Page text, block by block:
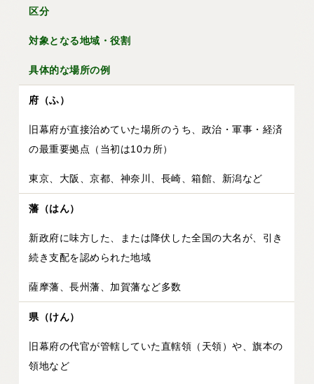
区分
対象となる地域・役割
具体的な場所の例
府（ふ）
旧幕府が直接治めていた場所のうち、政治・軍事・経済
の最重要拠点 （当初は10カ所）
東京、大阪、京都、神奈川、長崎、箱館、新潟など
藩（はん）
新政府に味方した、または降伏した全国の大名が、引き
続き支配を認められた地域
薩摩藩、長州藩、加賀藩など多数
県（けん）
旧幕府の代官が管轄していた直轄領（天領）や、旗本の
領地など